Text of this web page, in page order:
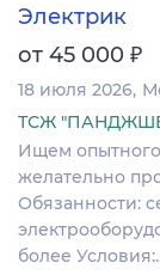
Электрик
от 45 000 ₽
18 июля 2026
ТСЖ
Ищем
желательно
Обязанности:
более